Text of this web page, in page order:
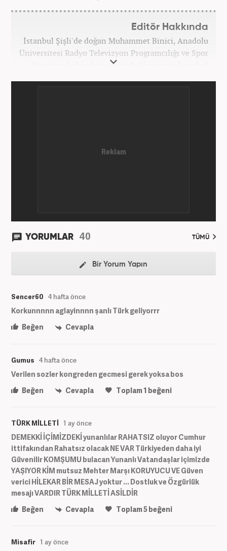
Editör Hakkında
İstanbul Şişli'de doğan Muhammet Binici, Anadolu
Üniversitesi Radyo Televizyon Programcılığı ve Spor
Yönetimi bölümlerini bitirdi. Eğitimine, İstanbul
'Gündem Editörü' olarak görevine devam
YORUMLAR 40 TÜMÜ
Bir Yorum Yapın
Sencer60 4 hafta önce
Korkunnnnn aglayinnnn şanlı Türk geliyorrr
Beğen
Cevapla
Gumus 4 hafta önce
Verilen sozler kongreden gecmesi gerek yoksa bos
Beğen
Cevapla Toplam1 beğeni
TÜRK MİLLETİ 1 ay önce
DEMEKKİ İÇİMİZDEKİ yunanlılar RAHATSIZ oluyor Cumhur
ittifakından Rahatsız olacak NE VAR Türkiyeden daha iyi
Güvenilir KOMŞUMU bulacan Yunanlı Vatandaşlar içimizde
YAŞIYOR KİM mutsuz Mehter Marşı KORUYUCU VE Güven
verici HİLEKAR BİR MESAJ yoktur ... Dostluk ve Özgürlük
mesajı VARDIR TÜRK MİLLETİ ASİLDİR
Beğen
Cevapla Toplam5beğeni
Misafir 1 ay önce